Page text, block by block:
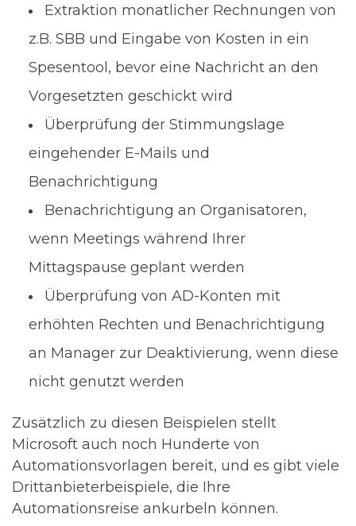
Extraktion monatlicher Rechnungen von
z.B. SBB und Eingabe von Kosten in ein
Spesentool, bevor eine Nachricht an den
Vorgesetzten geschickt wird
Überprüfung der Stimmungslage
eingehender E-Mails und
Benachrichtigung
Benachrichtigung an Organisatoren,
wenn Meetings während Ihrer
Mittagspause geplant werden
Überprüfung von AD-Konten mit
erhöhten Rechten und Benachrichtigung
an Manager zur Deaktivierung, wenn diese
nicht genutzt werden
Zusätzlich zu diesen Beispielen stellt
Microsoft auch noch Hunderte von
Automationsvorlagen bereit, und es gibt viele
Drittanbieterbeispiele, die Ihre
Automationsreise ankurbeln können.